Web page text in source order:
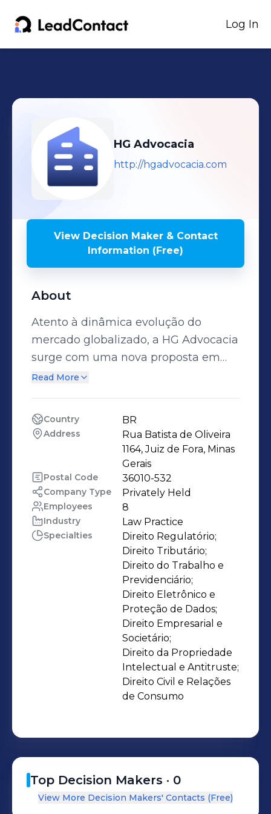
Log In
HG Advocacia
http://hgadvocacia.com
View Decision Maker & Contact
Information (Free)
About
Atento à dinâmica evolução do
mercado globalizado, a HG Advocacia
surge com uma nova proposta em
advocacia e assessoria empresarial,
planejamento e na defesa de
empresas, sejam elas de pequeno,
médio ou grande porte. Com
experiência em atuação no
desenvolvimento de estratégias para
corporações, baseada na advocacia
contenciosa e legal adivisor, o
escritório aposta no atendimento
estratégico e direcionado para as
necessidades de cada cliente.
Conciliando os valores de ética,
compromisso e transparência com as
ferramentas tecnológicas de
assistência e consultoria jurídica. Para
oferecer serviços com qualidade e
eficiência, a HG Advocacia conta com
ferramentas jurídicas de
gerenciamento e controle de
atividades para garantir a segurança
Read More
Country BR
Address
Rua Batista de Oliveira
1164, Juiz de Fora, Minas
Gerais
Postal Code 36010-532
Company Type Privately Held
Employees 8
Industry Law Practice
Specialties
Direito Regulatório;
Direito Tributário;
Direito do Trabalho e
Previdenciário;
Direito Eletrônico e
Proteção de Dados;
Direito Empresarial e
Societário;
Direito da Propriedade
Intelectual e Antitruste;
Direito Civil e Relações
de Consumo
Top Decision Makers · 0
View More Decision Makers' Contacts (Free)